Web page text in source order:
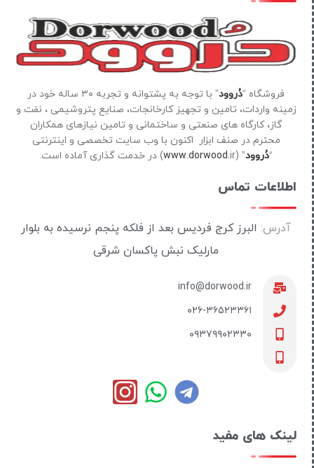
فروشگاه “دُروود
” با توجه به پشتوانه و تجربه ۳۰ ساله خود در
زمینه واردات، تامین و تجهیز کارخانجات، صنایع پتروشیمی ، نفت و
گاز، کارگاه های صنعتی و ساختمانی و تامین نیازهای همکاران
محترم در صنف ابزار اکنون با وب سایت تخصصی و اینترنتی
“دُروود” (
www.dorwood.ir) در خدمت گذاری آماده است.
اطلاعات تماس
آدرس: البرز کرج فردیس بعد از فلکه پنجم نرسیده به بلوار
مارلیک نبش پاکسان شرقی
info@dorwood.ir
۰۲۶-۳۶۵۲۳۳۶۱
۰۹۳۷۹۹۰۲۳۳۰
لینک های مفید